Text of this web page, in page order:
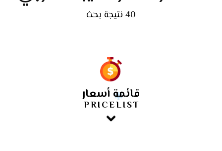
40 نتيجة بحث
قائمة أسعار
PRICELIST